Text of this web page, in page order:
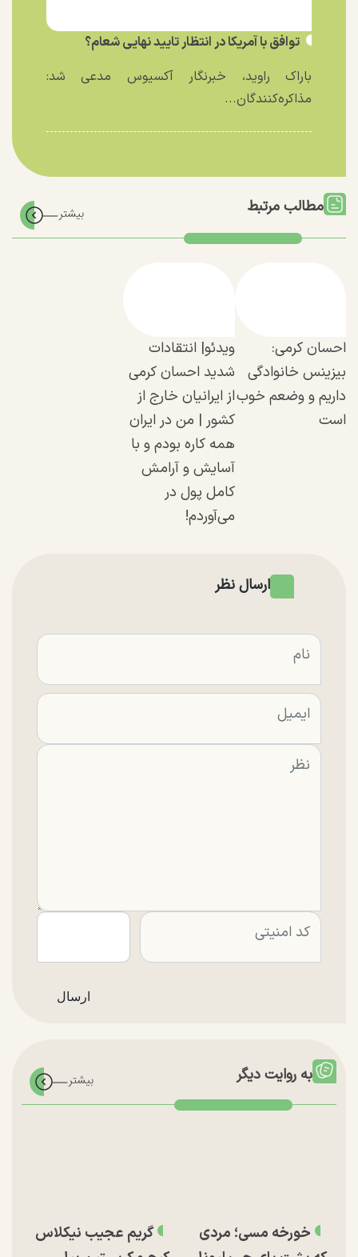
توافق با آمریکا در انتظار تایید نهایی شعام؟
باراک راوید، خبرنگار آکسیوس مدعی شد:
مذاکره‌کنندگان...
مطالب مرتبط
احسان کرمی:
بیزینس خانوادگی
داریم و وضعم خوب
است
ویدئو| انتقادات
شدید احسان کرمی
از ایرانیان خارج از
کشور | من در ایران
همه کاره بودم و با
آسایش و آرامش
کامل پول در
می‌آوردم!
ارسال نظر
به روایت دیگر
خورخه مسی؛ مردی
گریم عجیب نیکلاس